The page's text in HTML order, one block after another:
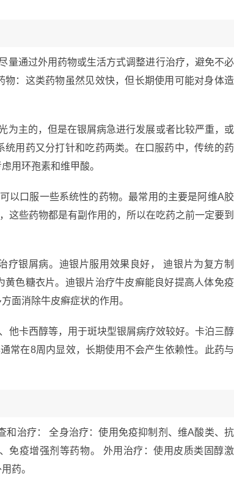
量通过外用药物或生活方式调整进行治疗，避免不必
：这类药物虽然见效快，但长期使用可能对身体造
为主的，但是在银屑病急进行发展或者比较严重，或
用药又分打针和吃药两类。在口服药中，传统的药
用环孢素和维甲酸。
以口服一些系统性的药物。最常用的主要是阿维A胶
这些药物都是有副作用的，所以在吃药之前一定要到
疗银屑病。迪银片服用效果良好， 迪银片为复方制
色糖衣片。迪银片治疗牛皮癣能良好提高人体免疫
面消除牛皮癣症状的作用。
他卡西醇等，用于斑块型银屑病疗效较好。卡泊三醇
常在8周内显效，长期使用不会产生依赖性。此药与
和治疗： 全身治疗：使用免疫抑制剂、维A酸类、抗
免疫增强剂等药物。 外用治疗：使用皮质类固醇激
药。